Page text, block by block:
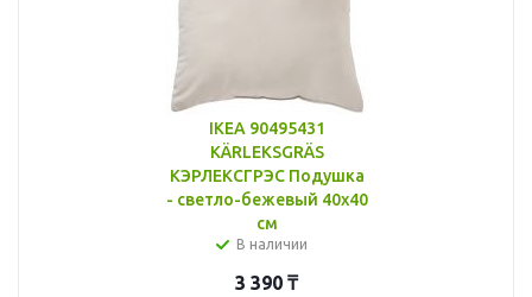
IKEA 90495431
KÄRLEKSGRÄS
КЭРЛЕКСГРЭС Подушка
- светло-бежевый 40x40
см
В наличии
3 390 ₸